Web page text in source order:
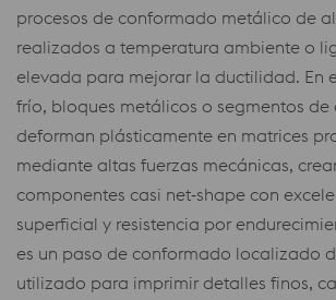
procesos de conformado metálico de
realizados a temperatura ambiente o
elevada para mejorar la ductilidad. En
frío, bloques metálicos o segmentos de
deforman plásticamente en matrices
mediante altas fuerzas mecánicas,
componentes casi net‑shape con
superficial y resistencia por
es un paso de conformado localizado
utilizado para imprimir detalles finos,